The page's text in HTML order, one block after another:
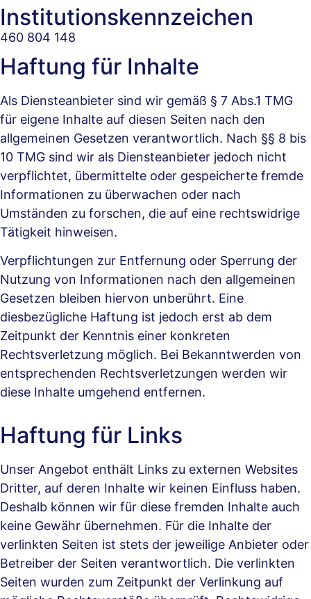
Institutions­kennzeichen
460 804 148
Haftung für Inhalte
Als Diensteanbieter sind wir gemäß § 7 Abs.1 TMG
für eigene Inhalte auf diesen Seiten nach den
allgemeinen Gesetzen verantwortlich. Nach §§ 8 bis
10 TMG sind wir als Diensteanbieter jedoch nicht
verpflichtet, übermittelte oder gespeicherte fremde
Informationen zu überwachen oder nach
Umständen zu forschen, die auf eine rechtswidrige
Tätigkeit hinweisen.
Verpflichtungen zur Entfernung oder Sperrung der
Nutzung von Informationen nach den allgemeinen
Gesetzen bleiben hiervon unberührt. Eine
diesbezügliche Haftung ist jedoch erst ab dem
Zeitpunkt der Kenntnis einer konkreten
Rechtsverletzung möglich. Bei Bekanntwerden von
entsprechenden Rechtsverletzungen werden wir
diese Inhalte umgehend entfernen.
Haftung für Links
Unser Angebot enthält Links zu externen Websites
Dritter, auf deren Inhalte wir keinen Einfluss haben.
Deshalb können wir für diese fremden Inhalte auch
keine Gewähr übernehmen. Für die Inhalte der
verlinkten Seiten ist stets der jeweilige Anbieter oder
Betreiber der Seiten verantwortlich. Die verlinkten
Seiten wurden zum Zeitpunkt der Verlinkung auf